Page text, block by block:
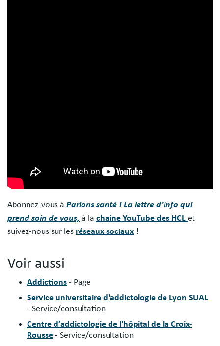
Abonnez-vous à Parlons santé ! La lettre d’info qui
prend soin de vous, à la chaine YouTube des HCL et
suivez-nous sur les réseaux sociaux !
Voir aussi
Addictions - Page
Service universitaire d'addictologie de Lyon SUAL
- Service/consultation
Centre d’addictologie de l'hôpital de la Croix-
Rousse - Service/consultation